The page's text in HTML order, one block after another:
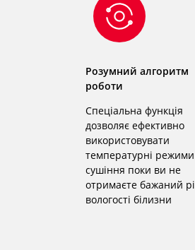
Розумний алгоритм
роботи
Спеціальна функція
дозволяє ефективно
використовувати
температурні режими
сушіння поки ви не
отримаєте бажаний
вологості білизни